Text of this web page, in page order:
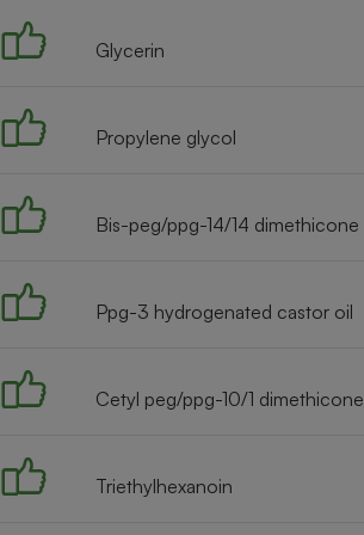
Glycerin
Propylene glycol
Bis-peg/ppg-14/14 dimethicone
Ppg-3 hydrogenated castor oil
Cetyl peg/ppg-10/1 dimethicone
Triethylhexanoin